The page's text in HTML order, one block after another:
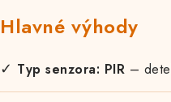
Hlavné výhody
✓ Typ senzora: PIR –